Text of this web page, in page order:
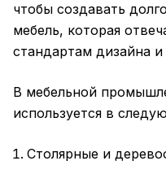
чтобы создавать
мебель, которая
стандартам дизайна
В мебельной
используется в
Столярные и